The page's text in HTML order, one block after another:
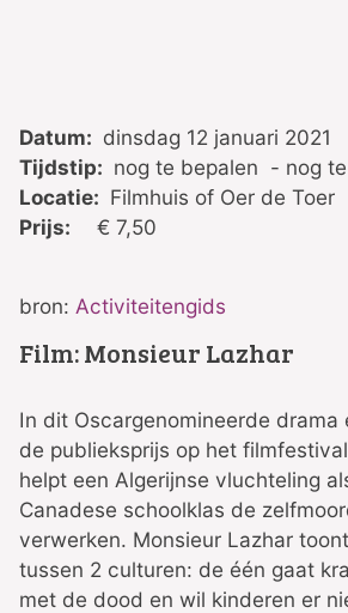
Datum: dinsdag 12 januari 2021
Tijdstip: nog te bepalen - nog
Locatie: Filmhuis of Oer de Toer
Prijs:
€ 7,50
bron: Activiteitengids
Film: Monsieur Lazhar
In dit Oscargenomineerde drama
de publieksprijs op het
helpt een Algerijnse vluchteling
Canadese schoolklas de
verwerken. Monsieur Lazhar
tussen 2 culturen: de één gaat
met de dood en wil kinderen er